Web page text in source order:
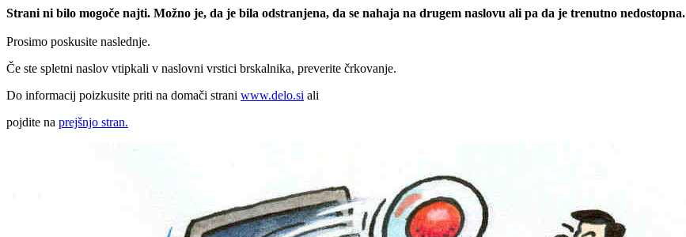
Strani ni bilo mogoče najti. Možno je, da je bila odstranjena, da se nahaja na drugem naslovu ali pa da je trenutno nedostopna.
Prosimo poskusite naslednje.
Če ste spletni naslov vtipkali v naslovni vrstici brskalnika, preverite črkovanje.
Do informacij poizkusite priti na domači strani www.delo.si ali
pojdite na prejšnjo stran.